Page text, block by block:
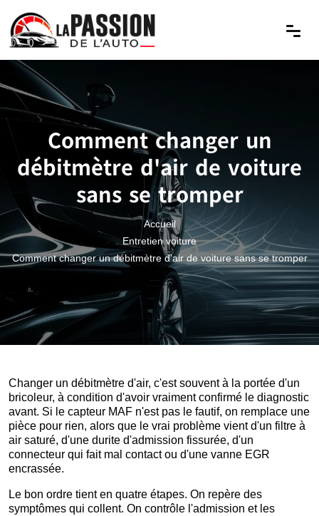
Comment changer un
débitmètre d'air de voiture
sans se tromper
Accueil
Entretien voiture
Comment changer un débitmètre d'air de voiture sans se tromper
Changer un débitmètre d'air, c'est souvent à la portée d'un
bricoleur, à condition d'avoir vraiment confirmé le diagnostic
avant. Si le capteur MAF n'est pas le fautif, on remplace une
pièce pour rien, alors que le vrai problème vient d'un filtre à
air saturé, d'une durite d'admission fissurée, d'un
connecteur qui fait mal contact ou d'une vanne EGR
encrassée.
Le bon ordre tient en quatre étapes. On repère des
symptômes qui collent. On contrôle l'admission et les